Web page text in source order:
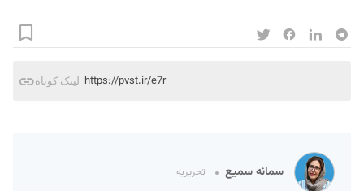
لینک کوتاه https://pvst.ir/e7r
سمانه سمیع تحریریه